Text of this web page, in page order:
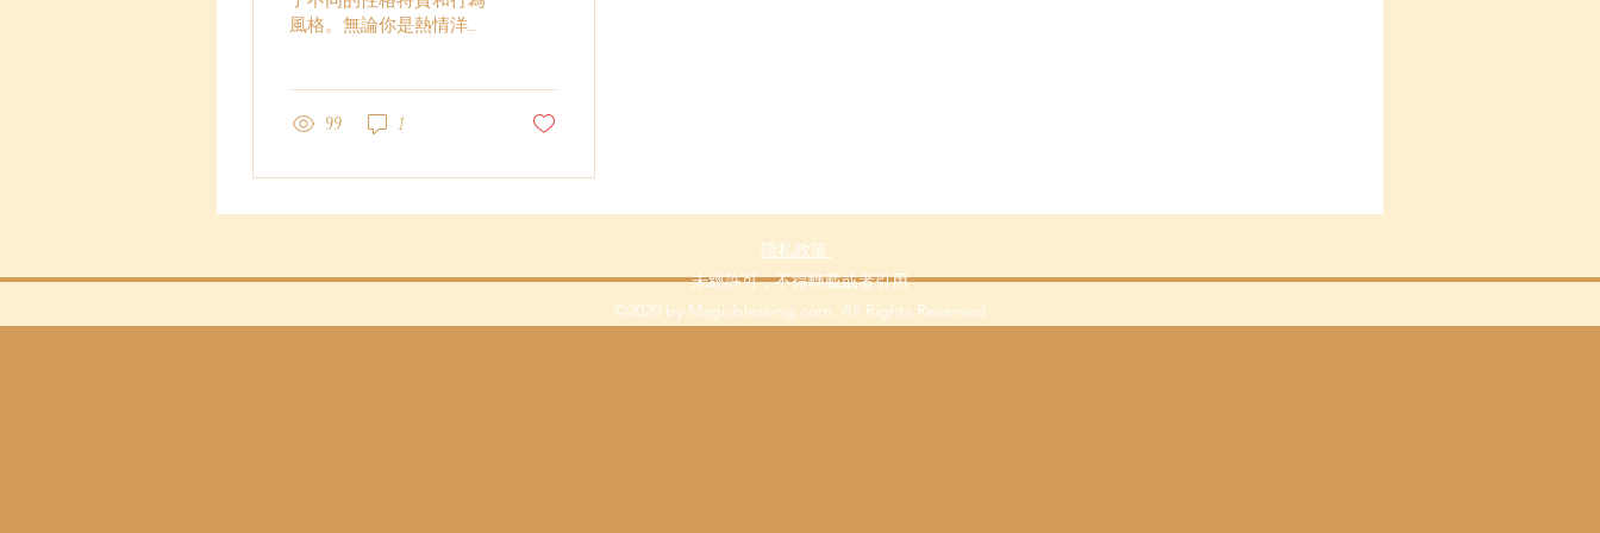
風格。無論你是熱情洋溢
程度上塑造了你的個性和
一起探索每個星座獨特的
熱、勇敢...
99 1
隱私政策
未經許可，不得轉載或者引用
©2020 by Magicblessing.com. All Rights Reserved